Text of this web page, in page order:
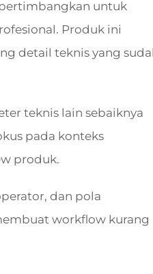
untuk
Produk ini
detail teknis yang
teknis lain sebaiknya
pada konteks
produk.
dan pola
workflow kurang